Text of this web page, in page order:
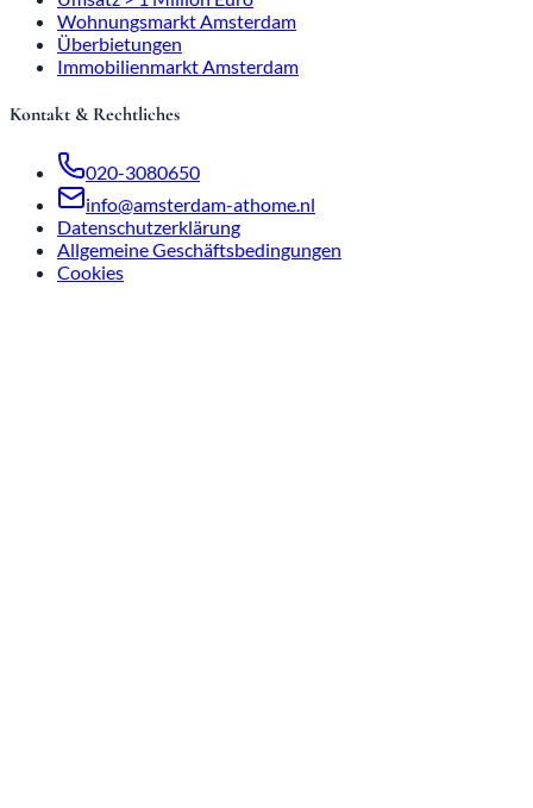
Wohnungsmarkt Amsterdam
Überbietungen
Immobilienmarkt Amsterdam
Kontakt & Rechtliches
020-3080650
info@amsterdam-athome.nl
Datenschutzerklärung
Allgemeine Geschäftsbedingungen
Cookies